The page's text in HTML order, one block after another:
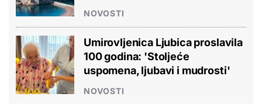
NOVOSTI
Umirovljenica Ljubica proslavila
100 godina: 'Stoljeće
uspomena, ljubavi i mudrosti'
NOVOSTI